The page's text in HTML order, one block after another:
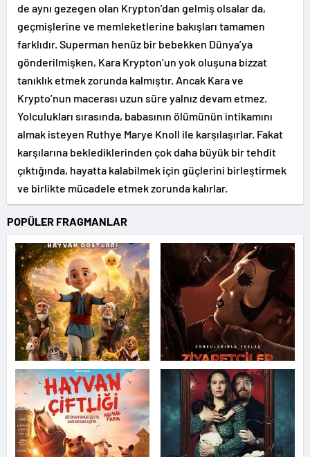
de aynı gezegen olan Krypton’dan gelmiş olsalar da,
geçmişlerine ve memleketlerine bakışları tamamen
farklıdır. Superman henüz bir bebekken Dünya’ya
gönderilmişken, Kara Krypton’un yok oluşuna bizzat
tanıklık etmek zorunda kalmıştır. Ancak Kara ve
Krypto’nun macerası uzun süre yalnız devam etmez.
Yolculukları sırasında, babasının ölümünün intikamını
almak isteyen Ruthye Marye Knoll ile karşılaşırlar. Fakat
karşılarına beklediklerinden çok daha büyük bir tehdit
çıktığında, hayatta kalabilmek için güçlerini birleştirmek
ve birlikte mücadele etmek zorunda kalırlar.
POPÜLER FRAGMANLAR